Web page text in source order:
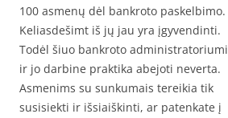
100 asmenų dėl bankroto paskelbimo.
Keliasdešimt iš jų jau yra įgyvendinti.
Todėl šiuo bankroto administratoriumi
ir jo darbine praktika abejoti neverta.
Asmenims su sunkumais tereikia tik
susisiekti ir išsiaiškinti, ar patenkate į